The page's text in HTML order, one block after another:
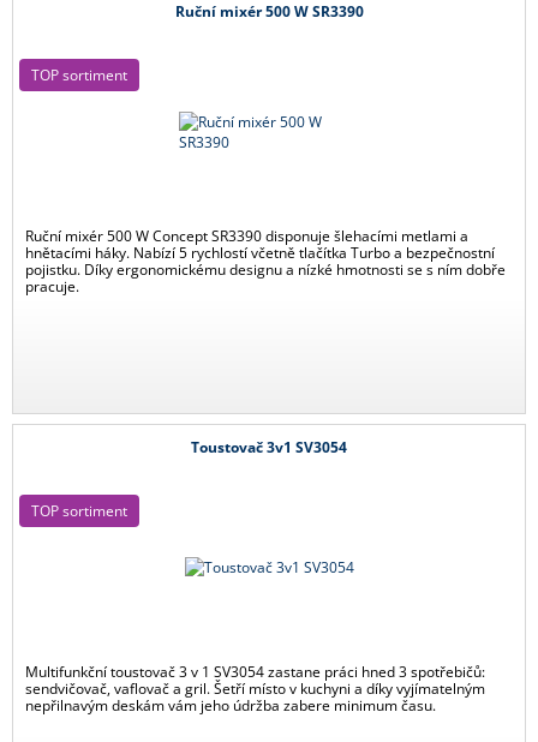
Ruční mixér 500 W SR3390
Ruční mixér 500 W Concept SR3390 disponuje šlehacími metlami a
hnětacími háky. Nabízí 5 rychlostí včetně tlačítka Turbo a bezpečnostní
pojistku. Díky ergonomickému designu a nízké hmotnosti se s ním dobře
pracuje.
TOP sortiment
Toustovač 3v1 SV3054
Multifunkční toustovač 3 v 1 SV3054 zastane práci hned 3 spotřebičů:
sendvičovač, vaflovač a gril. Šetří místo v kuchyni a díky vyjímatelným
nepřilnavým deskám vám jeho údržba zabere minimum času.
TOP sortiment